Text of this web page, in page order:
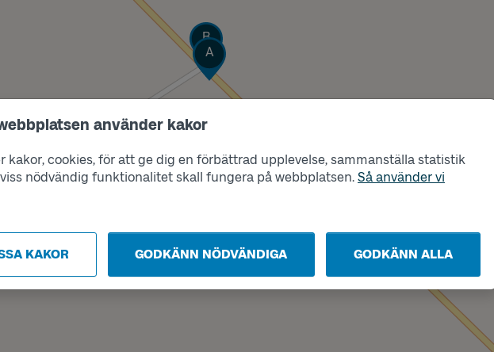
använder kakor
kakor, cookies, för att ge dig en förbättrad upplevelse, sammanställa statistik
nödvändig funktionalitet skall fungera på webbplatsen. Så använder vi
KAKOR GODKÄNN NÖDVÄNDIGA GODKÄNN ALLA
Läge
A
Läge
B